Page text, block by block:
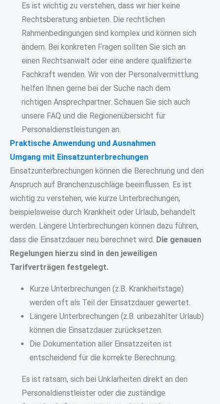
Es ist wichtig zu verstehen, dass wir hier keine
Rechtsberatung anbieten. Die rechtlichen
Rahmenbedingungen sind komplex und können sich
ändern. Bei konkreten Fragen sollten Sie sich an
einen Rechtsanwalt oder eine andere qualifizierte
Fachkraft wenden. Wir von der Personalvermittlung
helfen Ihnen gerne bei der Suche nach dem
richtigen Ansprechpartner. Schauen Sie sich auch
unsere FAQ und die Regionenübersicht für
Personaldienstleistungen an.
Praktische Anwendung und Ausnahmen
Umgang mit Einsatzunterbrechungen
Einsatzunterbrechungen können die Berechnung und den
Anspruch auf Branchenzuschläge beeinflussen. Es ist
wichtig zu verstehen, wie kurze Unterbrechungen,
beispielsweise durch Krankheit oder Urlaub, behandelt
werden. Längere Unterbrechungen können dazu führen,
dass die Einsatzdauer neu berechnet wird. Die genauen
Regelungen hierzu sind in den jeweiligen
Tarifverträgen festgelegt.
Kurze Unterbrechungen (z.B. Krankheitstage)
werden oft als Teil der Einsatzdauer gewertet.
Längere Unterbrechungen (z.B. unbezahlter Urlaub)
können die Einsatzdauer zurücksetzen.
Die Dokumentation aller Einsatzzeiten ist
entscheidend für die korrekte Berechnung.
Es ist ratsam, sich bei Unklarheiten direkt an den
Personaldienstleister oder die zuständige